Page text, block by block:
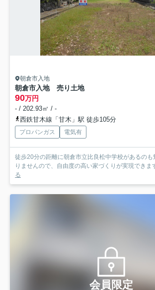
朝倉市入地
朝倉市入地 売り土地
90万円
- / 202.93㎡ / -
西鉄甘木線「甘木」駅 徒歩105分
プロパンガス 電気有
徒歩20分の距離に朝倉市立比良松中学校があるのも
りませんので、自由度の高い家づくりが実現できま
る
会員限定